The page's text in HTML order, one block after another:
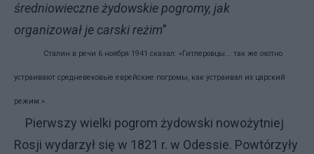
średniowieczne żydowskie pogromy, jak
organizował je carski reżim”
Сталин в речи 6 ноября 1941 сказал: «Гитлеровцы... так же охотно
устраивают средневековые еврейские погромы, как устраивал их царский
режим.».
Pierwszy wielki pogrom żydowski nowożytniej
Rosji wydarzył się w 1821 r. w Odessie. Powtórzyły